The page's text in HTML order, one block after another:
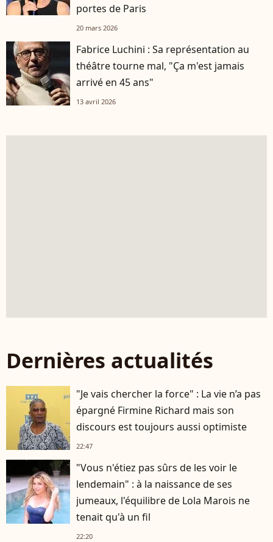
portes de Paris
20 mars 2026
Fabrice Luchini : Sa représentation au
théâtre tourne mal, "Ça m'est jamais
arrivé en 45 ans"
13 avril 2026
Dernières actualités
"Je vais chercher la force" : La vie n’a pas
épargné Firmine Richard mais son
discours est toujours aussi optimiste
22:47
"Vous n'étiez pas sûrs de les voir le
lendemain" : à la naissance de ses
jumeaux, l'équilibre de Lola Marois ne
tenait qu'à un fil
22:20